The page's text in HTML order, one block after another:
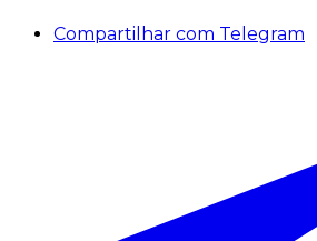
Compartilhar com Telegram